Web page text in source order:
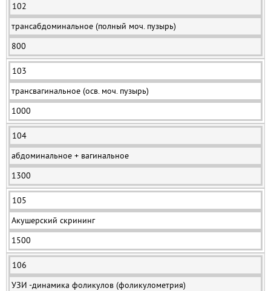
102
трансабдоминальное (полный моч. пузырь)
800
103
трансвагинальное (осв. моч. пузырь)
1000
104
абдоминальное + вагинальное
1300
105
Акушерский скрининг
1500
106
УЗИ -динамика фоликулов (фоликулометрия)